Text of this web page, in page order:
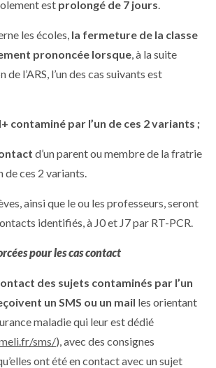
est prolongé de 7 jours.
les écoles, la fermeture de la classe
prononcée lorsque, à la suite
de l’ARS, l’un des cas suivants est
contaminé par l’un de ces 2 variants ;
d’un parent ou membre de la fratrie
de ces 2 variants.
ainsi que le ou les professeurs, seront
identifiés, à J0 et J7 par RT-PCR.
pour les cas contact
des sujets contaminés par l’un
un SMS ou un mail les orientant
maladie qui leur est dédié
sms/), avec des consignes
ont été en contact avec un sujet